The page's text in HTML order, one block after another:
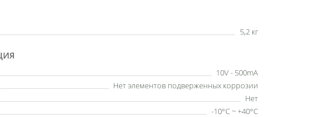
5,2 кг
10V - 500mA
Нет элементов подверженных коррозии
Нет
-10°C ~ +40°C